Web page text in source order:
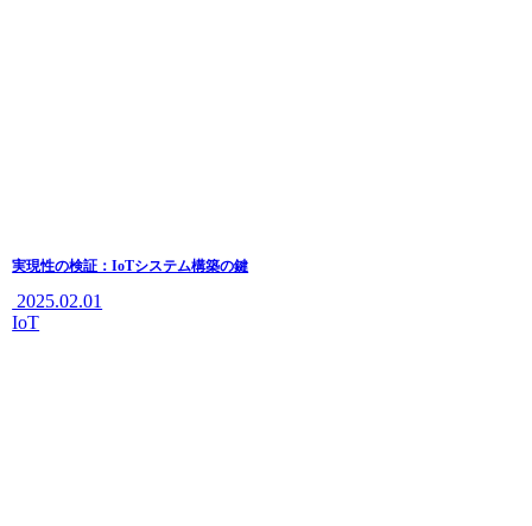
実現性の検証：IoTシステム構築の鍵
2025.02.01
IoT